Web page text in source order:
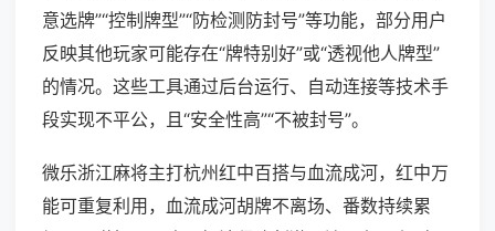
意选牌”“控制牌型”“防检测防封号”等功能，部分用户
反映其他玩家可能存在“牌特别好”或“透视他人牌型”
的情况。这些工具通过后台运行、自动连接等技术手
段实现不平公，且“安全性高”“不被封号”。
微乐浙江麻将主打杭州红中百搭与血流成河，红中万
能可重复利用，血流成河胡牌不离场、番数持续累